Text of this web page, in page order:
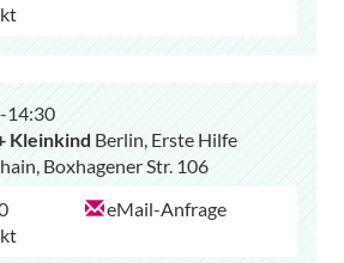
14:30
Kleinkind Berlin, Erste Hilfe
Boxhagener Str. 106
eMail-Anfrage